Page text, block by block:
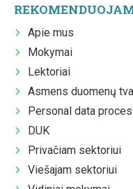
Apie mus
Mokymai
Lektoriai
Asmens duomenų
Personal data
DUK
Privačiam sektoriui
Viešajam sektoriui